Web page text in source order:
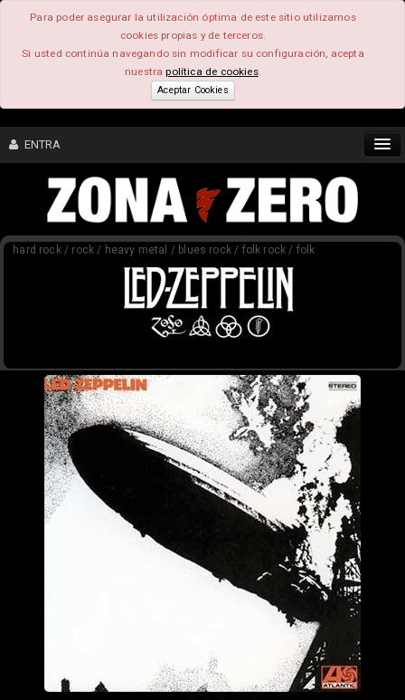
Para poder asegurar la utilización óptima de este sitio utilizamos
cookies propias y de terceros.
Si usted continúa navegando sin modificar su configuración, acepta
nuestrapolítica de cookies.
Aceptar Cookies
ENTRA
CONTENIDO
hard rock / rock / heavy metal / blues rock / folk rock / folk